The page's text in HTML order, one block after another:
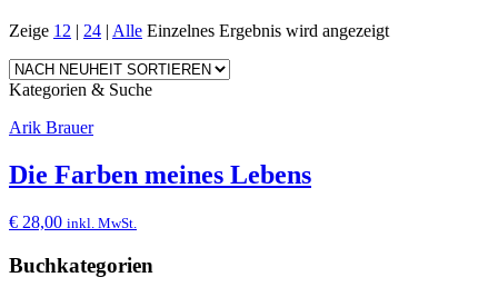
Zeige 12 | 24 | Alle Einzelnes Ergebnis wird angezeigt
Kategorien & Suche
Arik Brauer
Die Farben meines Lebens
€ 28,00 inkl. MwSt.
Buchkategorien